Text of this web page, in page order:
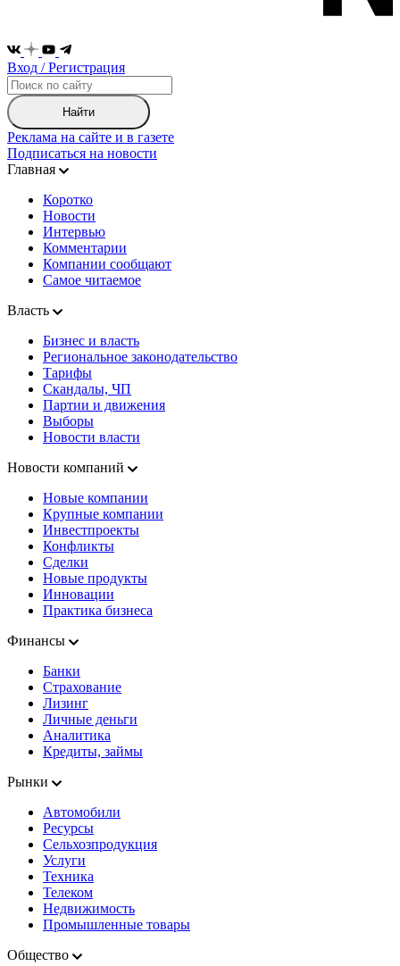
Вход / Регистрация
Найти
Реклама на сайте и в газете
Подписаться на новости
Главная
Коротко
Новости
Интервью
Комментарии
Компании сообщают
Самое читаемое
Власть
Бизнес и власть
Региональное законодательство
Тарифы
Скандалы, ЧП
Партии и движения
Выборы
Новости власти
Новости компаний
Новые компании
Крупные компании
Инвестпроекты
Конфликты
Сделки
Новые продукты
Инновации
Практика бизнеса
Финансы
Банки
Страхование
Лизинг
Личные деньги
Аналитика
Кредиты, займы
Рынки
Автомобили
Ресурсы
Сельхозпродукция
Услуги
Техника
Телеком
Недвижимость
Промышленные товары
Общество